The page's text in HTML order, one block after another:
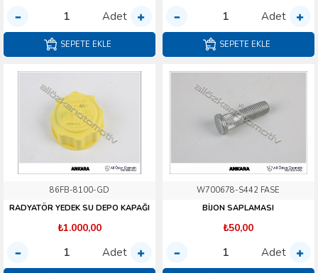
Adet
SEPETE EKLE
Adet
SEPETE EKLE
86FB-8100-GD
RADYATÖR YEDEK SU DEPO KAPAĞI
₺1.000,00
Adet
W700678-S442 FASE
BİJON SAPLAMASI
₺50,00
Adet